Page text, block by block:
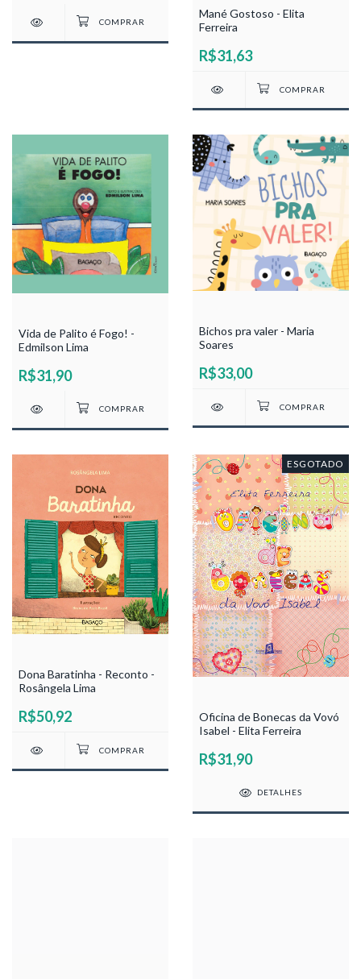
Mané Gostoso - Elita
Ferreira
R$31,63
Vida de Palito é Fogo! -
Edmilson Lima
R$31,90
Bichos pra valer - Maria
Soares
R$33,00
Dona Baratinha - Reconto -
Rosângela Lima
R$50,92
ESGOTADO
Oficina de Bonecas da Vovó
Isabel - Elita Ferreira
R$31,90
DETALHES